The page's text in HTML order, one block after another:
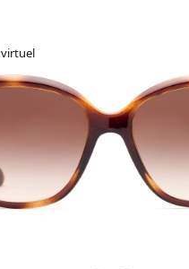
virtuel